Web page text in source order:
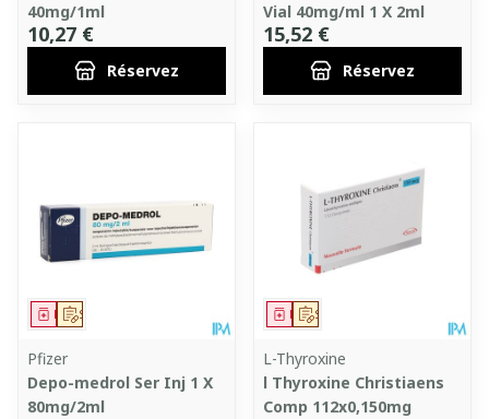
40mg/1ml
10,27 €
Réservez
Vial 40mg/ml 1 X 2ml
15,52 €
Réservez
Sur prescription
Médicament
Pfizer
Depo-medrol Ser Inj 1 X
80mg/2ml
Sur prescription
Médicament
L-Thyroxine
l Thyroxine Christiaens
Comp 112x0,150mg